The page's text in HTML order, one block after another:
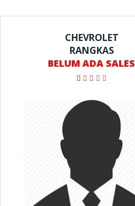
CHEVROLET
RANGKAS
BELUM ADA SALES